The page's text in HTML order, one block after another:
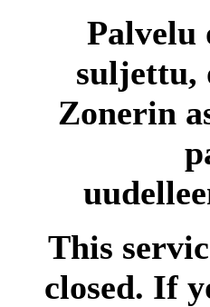
Palvelu
suljettu,
Zonerin
This
closed. If